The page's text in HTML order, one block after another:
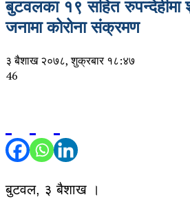
बुटवलका १९ सहित
जनामा कोरोना संक्रमण
३ बैशाख २०७८, शुक्रबार १८:४७
46
बुटवल, ३ बैशाख ।